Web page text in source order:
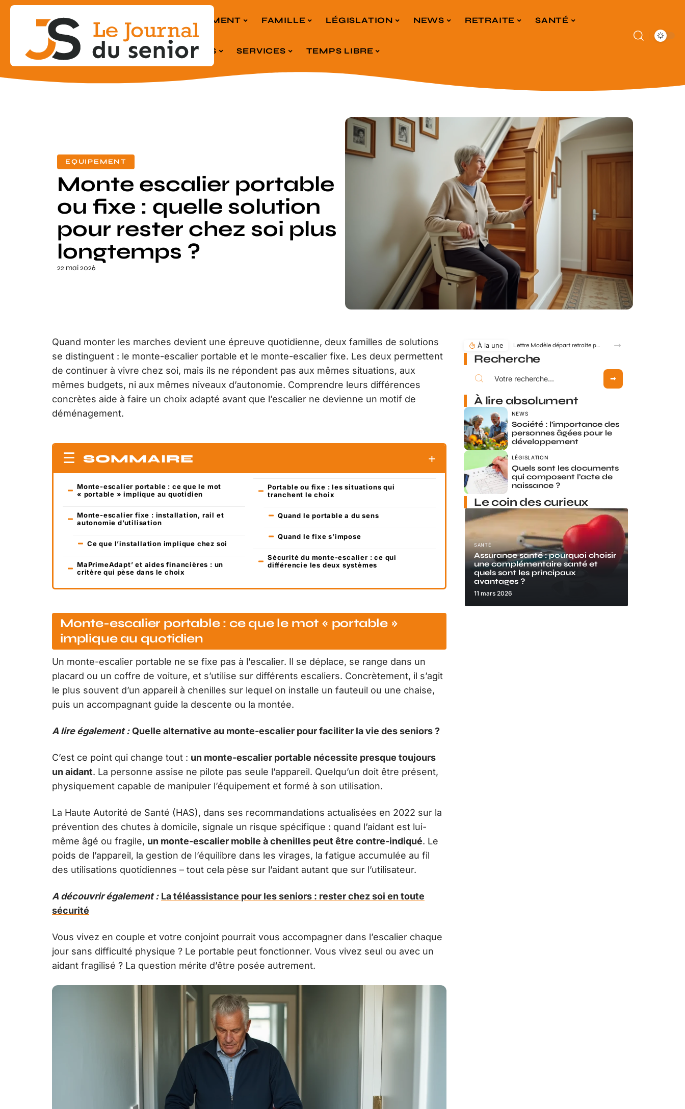
EQUIPEMENT FAMILLE LÉGISLATION NEWS RETRAITE SANTÉ
SENIORS SERVICES TEMPS LIBRE
EQUIPEMENT
Monte escalier portable
ou fixe : quelle solution
pour rester chez soi plus
longtemps ?
22 mai 2026
Quand monter les marches devient une épreuve quotidienne, deux familles de solutions
se distinguent : le monte-escalier portable et le monte-escalier fixe. Les deux permettent
de continuer à vivre chez soi, mais ils ne répondent pas aux mêmes situations, aux
mêmes budgets, ni aux mêmes niveaux d’autonomie. Comprendre leurs différences
concrètes aide à faire un choix adapté avant que l’escalier ne devienne un motif de
déménagement.
SOMMAIRE
Monte-escalier portable : ce que le mot
« portable » implique au quotidien
Monte-escalier fixe : installation, rail et
autonomie d’utilisation
Ce que l’installation implique chez soi
MaPrimeAdapt’ et aides financières : un
critère qui pèse dans le choix
Portable ou fixe : les situations qui
tranchent le choix
Quand le portable a du sens
Quand le fixe s’impose
Sécurité du monte-escalier : ce qui
différencie les deux systèmes
Monte-escalier portable : ce que le mot « portable »
implique au quotidien
Un monte-escalier portable ne se fixe pas à l’escalier. Il se déplace, se range dans un
placard ou un coffre de voiture, et s’utilise sur différents escaliers. Concrètement, il s’agit
le plus souvent d’un appareil à chenilles sur lequel on installe un fauteuil ou une chaise,
puis un accompagnant guide la descente ou la montée.
A lire également : Quelle alternative au monte-escalier pour faciliter la vie des seniors ?
C’est ce point qui change tout : un monte-escalier portable nécessite presque toujours
un aidant. La personne assise ne pilote pas seule l’appareil. Quelqu’un doit être présent,
physiquement capable de manipuler l’équipement et formé à son utilisation.
La Haute Autorité de Santé (HAS), dans ses recommandations actualisées en 2022 sur la
prévention des chutes à domicile, signale un risque spécifique : quand l’aidant est lui-
même âgé ou fragile, un monte-escalier mobile à chenilles peut être contre-indiqué. Le
poids de l’appareil, la gestion de l’équilibre dans les virages, la fatigue accumulée au fil
des utilisations quotidiennes – tout cela pèse sur l’aidant autant que sur l’utilisateur.
A découvrir également : La téléassistance pour les seniors : rester chez soi en toute
sécurité
Vous vivez en couple et votre conjoint pourrait vous accompagner dans l’escalier chaque
jour sans difficulté physique ? Le portable peut fonctionner. Vous vivez seul ou avec un
aidant fragilisé ? La question mérite d’être posée autrement.
À la une Lettre Modèle départ retraite pour départ anticipé : comment formuler ?
Recherche
À lire absolument
NEWS
Société : l’importance des
personnes âgées pour le
développement
LÉGISLATION
Quels sont les documents
qui composent l’acte de
naissance ?
Le coin des curieux
SANTÉ
Assurance santé : pourquoi choisir
une complémentaire santé et
quels sont les principaux
avantages ?
11 mars 2026